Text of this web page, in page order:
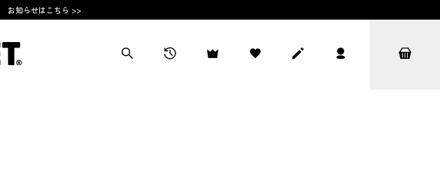
お知らせはこちら >>